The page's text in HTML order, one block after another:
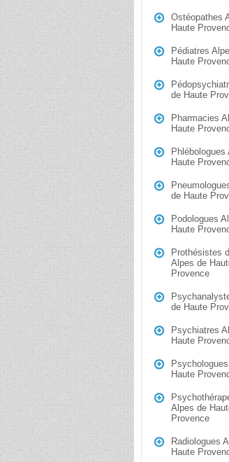
Ostéopathes
Haute
Pédiatres
Haute
de Haute
Pharmacies
Haute
Phlébologues
Haute
de Haute
Podologues
Haute
Prothésistes
Alpes de
Provence
de Haute
Psychiatres
Haute
Haute
Alpes de
Provence
Radiologues
Haute